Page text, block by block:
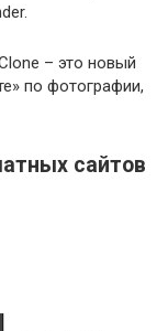
– это новый
по фотографии,
сайтов